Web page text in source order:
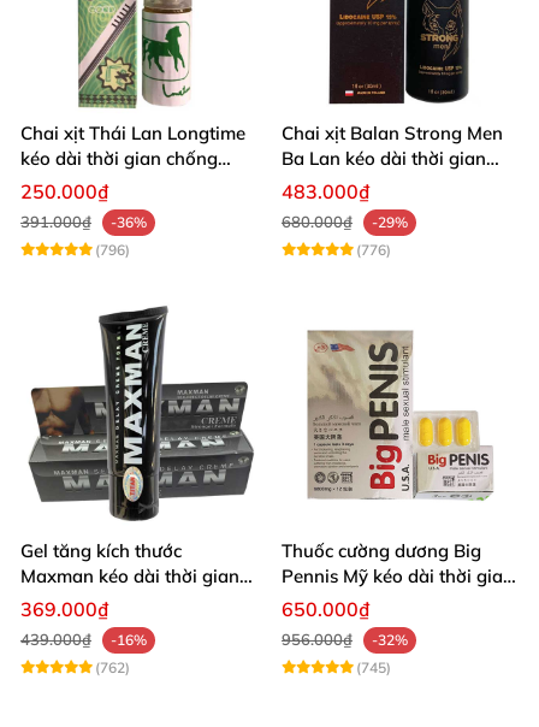
Chai xịt Thái Lan Longtime
kéo dài thời gian chống
xuất tinh sớm
250.000₫
391.000₫
-36%
(796)
Chai xịt Balan Strong Men
Ba Lan kéo dài thời gian
quan hệ
483.000₫
680.000₫
-29%
(776)
Gel tăng kích thước
Maxman kéo dài thời gian
quan hệ nhập Mỹ
369.000₫
439.000₫
-16%
(762)
Thuốc cường dương Big
Pennis Mỹ kéo dài thời gian
hiệu quả
650.000₫
956.000₫
-32%
(745)